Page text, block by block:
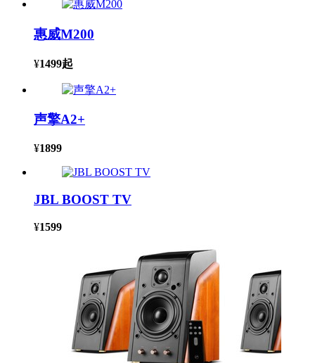
惠威M200
¥1499起
声擎A2+
¥1899
JBL BOOST TV
¥1599